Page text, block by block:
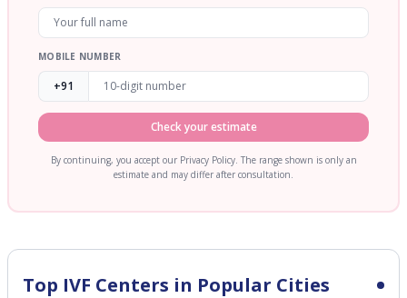
MOBILE NUMBER
+91
Check your estimate
By continuing, you accept our Privacy Policy. The range shown is only an
estimate and may differ after consultation.
Top IVF Centers in Popular Cities